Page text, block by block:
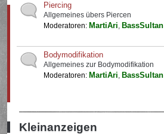
Piercing
Allgemeines übers Piercen
Moderatoren: MartiAri, BassSultan
Bodymodifikation
Allgemeines zur Bodymodifikation
Moderatoren: MartiAri, BassSultan
Kleinanzeigen